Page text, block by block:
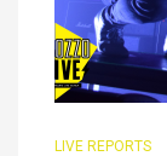
LIVE REPORTS